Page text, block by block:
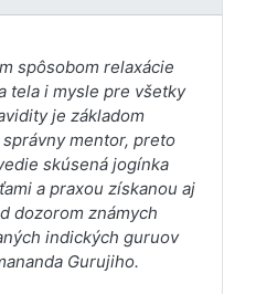
spôsobom relaxácie
tela i mysle pre všetky
je základom
mentor, preto
skúsená jogínka
a praxou získanou aj
dozorom známych
indických guruov
Gurujiho.